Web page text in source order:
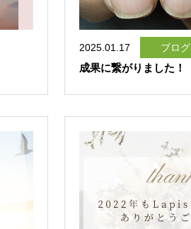
2025.01.17 ブログ
成果に繋がりました！